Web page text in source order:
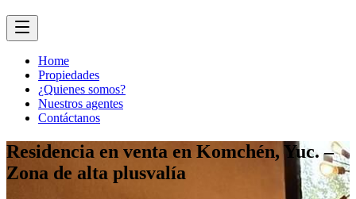
Home
Propiedades
¿Quienes somos?
Nuestros agentes
Contáctanos
Residencia en venta en Komchén, Yuc. –
Zona de alta plusvalía